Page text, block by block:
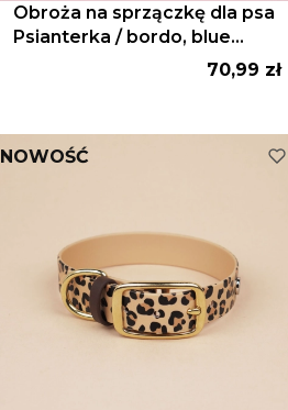
Obroża na sprzączkę dla psa
Psianterka / bordo, blue
Cena
70,99 zł
NOWOŚĆ